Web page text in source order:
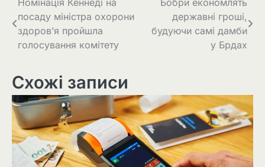
Навігація
записів
Номінація Кеннеді на
посаду міністра охорони
здоров’я пройшла
голосування комітету
Бобри економлять
державні гроші,
будуючи самі дамби
у Брдах
Схожі записи